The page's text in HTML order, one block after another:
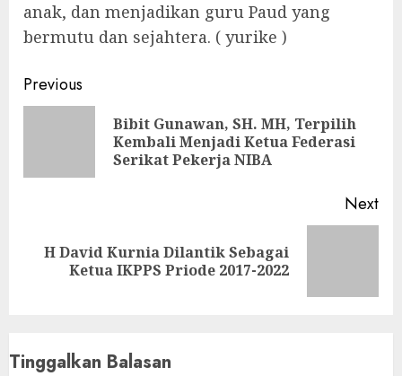
anak, dan menjadikan guru Paud yang
bermutu dan sejahtera. ( yurike )
Continue
Reading
Previous
Bibit Gunawan, SH. MH, Terpilih
Kembali Menjadi Ketua Federasi
Serikat Pekerja NIBA
Next
Next
H David Kurnia Dilantik Sebagai
Ketua IKPPS Priode 2017-2022
Tinggalkan Balasan